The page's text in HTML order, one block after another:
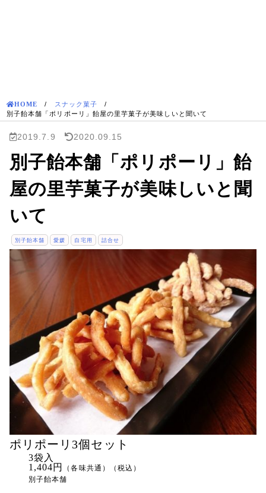
HOME / スナック菓子 /
別子飴本舗「ポリポーリ」飴屋の里芋菓子が美味しいと聞いて
2019.7.9 2020.09.15
別子飴本舗「ポリポーリ」飴
屋の里芋菓子が美味しいと聞
いて
別子飴本舗 愛媛 自宅用 詰合せ
ポリポーリ3個セット
3袋入
1,404円
（各味共通）（税込）
別子飴本舗